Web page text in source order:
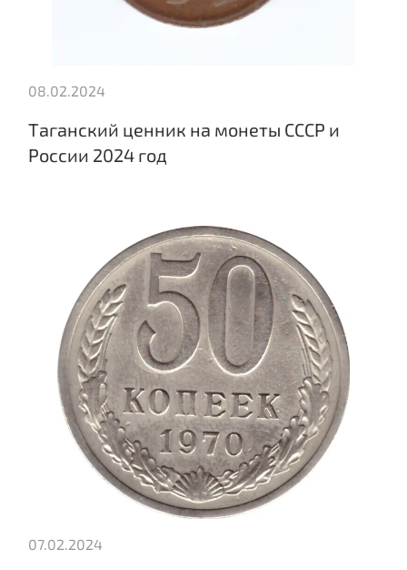
Таганский ценник на монеты СССР и
России 2024 год
08.02.2024
07.02.2024